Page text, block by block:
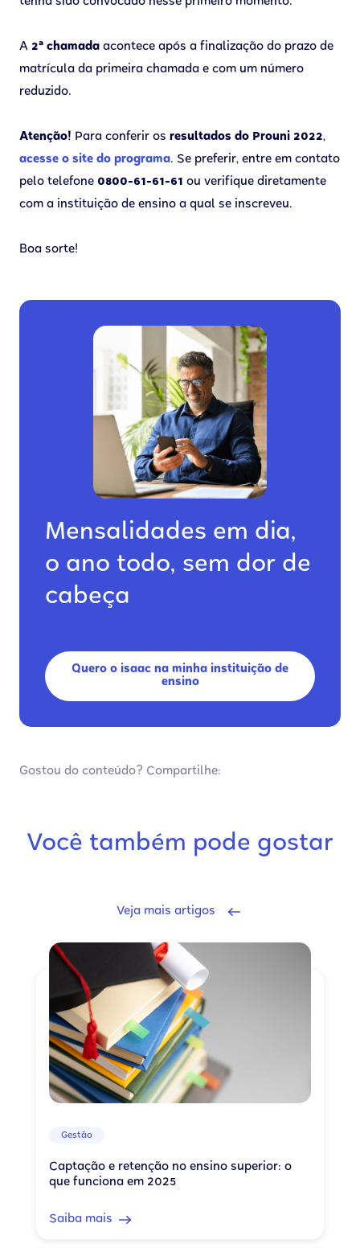
A 2ª chamada acontece após a finalização do prazo de
matrícula da primeira chamada e com um número
reduzido.
Atenção! Para conferir os resultados do Prouni 2022,
acesse o site do programa. Se preferir, entre em contato
pelo telefone 0800-61-61-61 ou verifique diretamente
com a instituição de ensino a qual se inscreveu.
Boa sorte!
Mensalidades em dia,
o ano todo, sem dor de
cabeça
Quero o isaac na minha instituição de
ensino
Gostou do conteúdo? Compartilhe:
Você também pode gostar
Veja mais artigos
Gestão
Captação e retenção no ensino superior: o
que funciona em 2025
Saiba mais